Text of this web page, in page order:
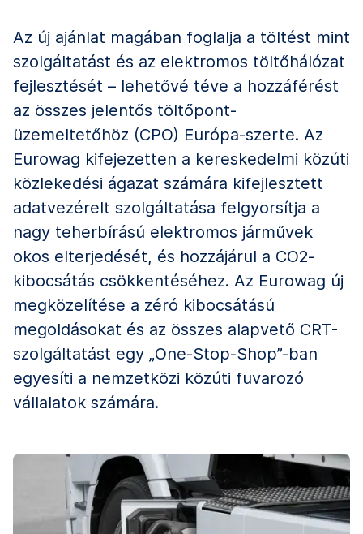
Az új ajánlat magában foglalja a töltést mint
szolgáltatást és az elektromos töltőhálózat
fejlesztését – lehetővé téve a hozzáférést
az összes jelentős töltőpont-
üzemeltetőhöz (CPO) Európa-szerte. Az
Eurowag kifejezetten a kereskedelmi közúti
közlekedési ágazat számára kifejlesztett
adatvezérelt szolgáltatása felgyorsítja a
nagy teherbírású elektromos járművek
okos elterjedését, és hozzájárul a CO2-
kibocsátás csökkentéséhez. Az Eurowag új
megközelítése a zéró kibocsátású
megoldásokat és az összes alapvető CRT-
szolgáltatást egy „One-Stop-Shop”-ban
egyesíti a nemzetközi közúti fuvarozó
vállalatok számára.